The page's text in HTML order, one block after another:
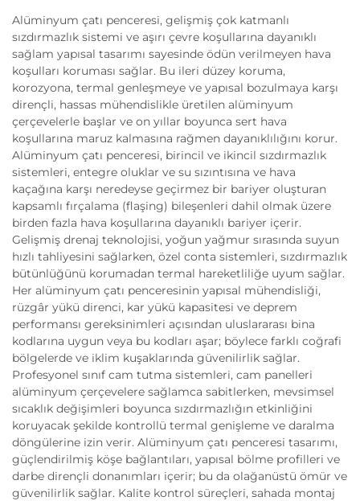
Alüminyum çatı penceresi, gelişmiş çok katmanlı
sızdırmazlık sistemi ve aşırı çevre koşullarına dayanıklı
sağlam yapısal tasarımı sayesinde ödün verilmeyen hava
koşulları koruması sağlar. Bu ileri düzey koruma,
korozyona, termal genleşmeye ve yapısal bozulmaya karşı
dirençli, hassas mühendislikle üretilen alüminyum
çerçevelerle başlar ve on yıllar boyunca sert hava
koşullarına maruz kalmasına rağmen dayanıklılığını korur.
Alüminyum çatı penceresi, birincil ve ikincil sızdırmazlık
sistemleri, entegre oluklar ve su sızıntısına ve hava
kaçağına karşı neredeyse geçirmez bir bariyer oluşturan
kapsamlı fırçalama (flaşing) bileşenleri dahil olmak üzere
birden fazla hava koşullarına dayanıklı bariyer içerir.
Gelişmiş drenaj teknolojisi, yoğun yağmur sırasında suyun
hızlı tahliyesini sağlarken, özel conta sistemleri, sızdırmazlık
bütünlüğünü korumadan termal hareketliliğe uyum sağlar.
Her alüminyum çatı penceresinin yapısal mühendisliği,
rüzgâr yükü direnci, kar yükü kapasitesi ve deprem
performansı gereksinimleri açısından uluslararası bina
kodlarına uygun veya bu kodları aşar; böylece farklı coğrafi
bölgelerde ve iklim kuşaklarında güvenilirlik sağlar.
Profesyonel sınıf cam tutma sistemleri, cam panelleri
alüminyum çerçevelere sağlamca sabitlerken, mevsimsel
sıcaklık değişimleri boyunca sızdırmazlığın etkinliğini
koruyacak şekilde kontrollü termal genişleme ve daralma
döngülerine izin verir. Alüminyum çatı penceresi tasarımı,
güçlendirilmiş köşe bağlantıları, yapısal bölme profilleri ve
darbe dirençli donanımları içerir; bu da olağanüstü ömür ve
güvenilirlik sağlar. Kalite kontrol süreçleri, sahada montaj